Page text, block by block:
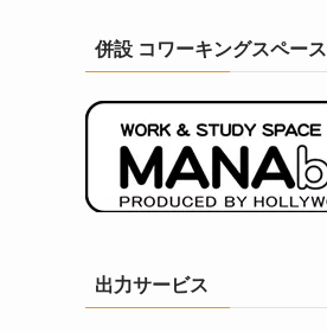
併設 コワーキングスペース
出力サービス